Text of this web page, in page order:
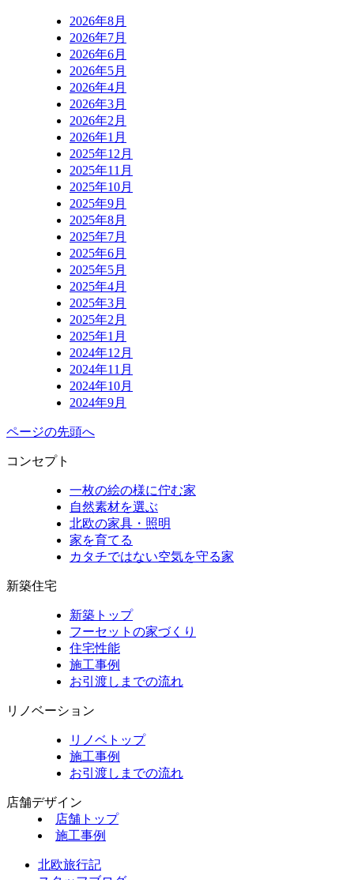
2026年8月
2026年7月
2026年6月
2026年5月
2026年4月
2026年3月
2026年2月
2026年1月
2025年12月
2025年11月
2025年10月
2025年9月
2025年8月
2025年7月
2025年6月
2025年5月
2025年4月
2025年3月
2025年2月
2025年1月
2024年12月
2024年11月
2024年10月
2024年9月
ページの先頭へ
コンセプト
一枚の絵の様に佇む家
自然素材を選ぶ
北欧の家具・照明
家を育てる
カタチではない空気を守る家
新築住宅
新築トップ
フーセットの家づくり
住宅性能
施工事例
お引渡しまでの流れ
リノベーション
リノベトップ
施工事例
お引渡しまでの流れ
店舗デザイン
店舗トップ
施工事例
北欧旅行記